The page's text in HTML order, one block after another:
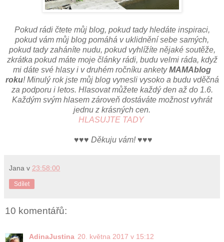
Pokud rádi čtete můj blog, pokud tady hledáte inspiraci,
pokud vám můj blog pomáhá v uklidnění sebe samých,
pokud tady zaháníte nudu, pokud vyhlížíte nějaké soutěže,
zkrátka pokud máte moje články rádi, budu velmi ráda, když
mi dáte své hlasy i v druhém ročníku anketyMAMAblog
roku! Minulý rok jste můj blog vynesli vysoko a budu vděčná
za podporu i letos. Hlasovat můžete každý den až do 1.6.
Každým svým hlasem zároveň dostáváte možnost vyhrát
jednu z krásných cen.
HLASUJTE TADY
♥♥♥ Děkuju vám! ♥♥♥
Jana v 23:58:00
Sdílet
10 komentářů:
AdinaJustina 20. května 2017 v 15:12